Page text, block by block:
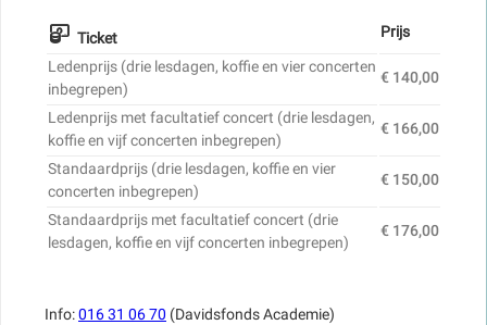
Ticket
Prijs
Ledenprijs (drie lesdagen, koffie en vier concerten
inbegrepen)
€ 140,00
Ledenprijs met facultatief concert (drie lesdagen,
koffie en vijf concerten inbegrepen)
€ 166,00
Standaardprijs (drie lesdagen, koffie en vier
concerten inbegrepen)
€ 150,00
Standaardprijs met facultatief concert (drie
lesdagen, koffie en vijf concerten inbegrepen)
€ 176,00
Info:016 31 06 70 (Davidsfonds Academie)